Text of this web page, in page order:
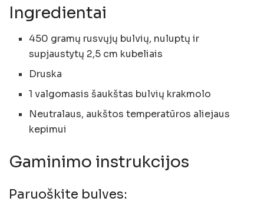
Ingredientai
450 gramų rusvųjų bulvių, nuluptų ir
supjaustytų 2,5 cm kubeliais
Druska
1 valgomasis šaukštas bulvių krakmolo
Neutralaus, aukštos temperatūros aliejaus
kepimui
Gaminimo instrukcijos
Paruoškite bulves: